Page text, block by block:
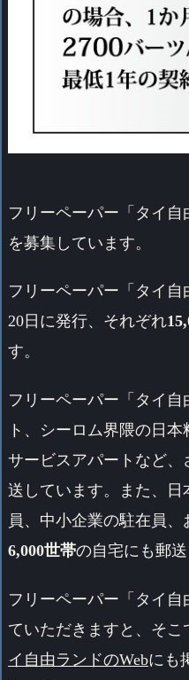
フリーペーパー「タイ
を募集しています。
フリーペーパー「タイ自
20日に発行、それぞれ
す。
フリーペーパー「タイ自
ト、シーロム界隈の日本
サービスアパートなど
送しています。また、
員、中小企業の駐在員、
6,000世帯の自宅にも郵送
フリーペーパー「タイ
ていただきますと、そ
イ自由ランドのWebにも